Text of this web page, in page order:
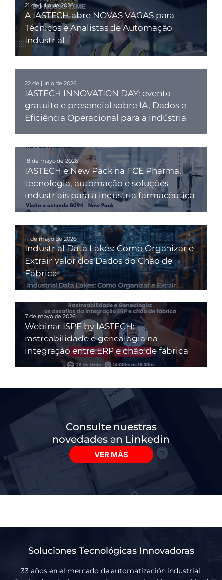
21 de julio de 2026
A IASTECH abre NOVAS VAGAS para
Técnicos e Analistas de Automação
Industrial
22 de junio de 2026
IASTECH INNOVATION DAY: evento
gratuito e presencial sobre IA, Dados e
Eficiência Operacional para a indústria
18 de mayo de 2026
IASTECH e New Pack na FCE Pharma:
tecnologia, automação e soluções
industriais para a indústria farmacêutica
11 de mayo de 2026
Industrial Data Lakes: Como Organizar e
Extrair Valor dos Dados do Chão de
Fábrica
7 de mayo de 2026
Webinar ISPE by IASTECH:
rastreabilidade e genealogia na
integração entre ERP e chão de fábrica
Consulte nuestras
novedades en Linkedin
VER MÁS
Soluciones Tecnológicas Innovadoras
33 años en el mercado de automatización industrial,